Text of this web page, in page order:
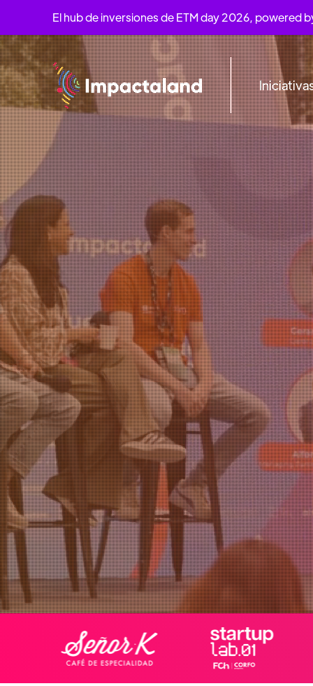
El hub de inversiones de ETM day 2026, powered
19
AL
21
NOV
2026
PARQUE
mundo
¡Quiero ser parte!